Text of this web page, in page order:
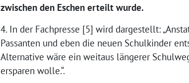
zwischen den Eschen erteilt wurde.
4. In der Fachpresse [5] wird dargestellt:
Passanten und eben die neuen Schulkinder
Alternative wäre ein weitaus längerer
ersparen wolle.“.